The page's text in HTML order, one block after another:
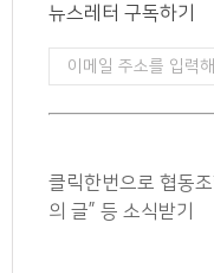
뉴스레터 구독하기
클릭한번으로 협동
의 글” 등 소식받기